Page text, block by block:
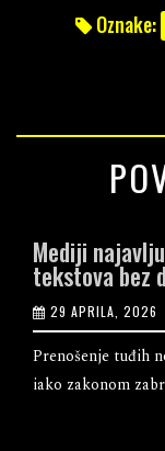
Oznake:
Mediji
tekstova bez
29 APRILA, 2026
Prenošenje tuđih
iako zakonom